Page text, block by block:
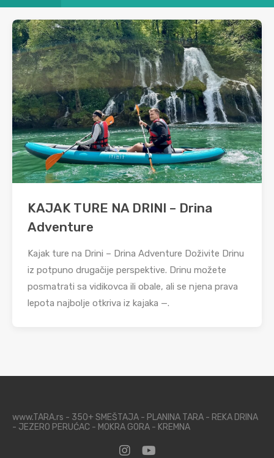
KAJAK TURE NA DRINI – Drina
Adventure
Kajak ture na Drini – Drina Adventure Doživite Drinu
iz potpuno drugačije perspektive. Drinu možete
posmatrati sa vidikovca ili obale, ali se njena prava
lepota najbolje otkriva iz kajaka —.
www.TARA.rs - 350+ SMEŠTAJA - PLANINA TARA - REKA DRINA
- JEZERO PERUĆAC - MOKRA GORA - KREMNA